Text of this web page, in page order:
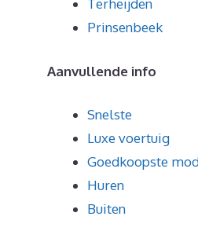
Terheijden
Prinsenbeek
Aanvullende info
Snelste
Luxe voertuig
Goedkoopste
Huren
Buiten